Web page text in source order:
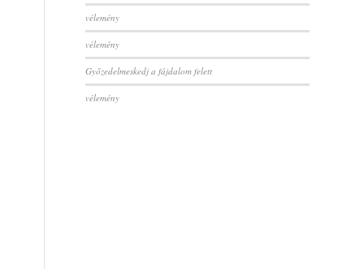
vélemény
vélemény
Győzedelmeskedj a fájdalom felett
vélemény